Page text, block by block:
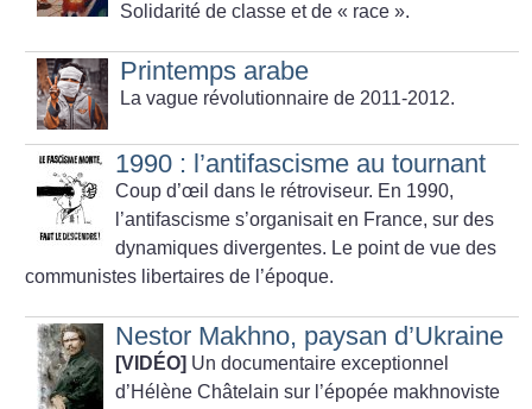
Solidarité de classe et de « race ».
Printemps arabe
La vague révolutionnaire de 2011-2012.
1990 : l’antifascisme au tournant
Coup d’œil dans le rétroviseur. En 1990,
l’antifascisme s’organisait en France, sur des
dynamiques divergentes. Le point de vue des
communistes libertaires de l’époque.
Nestor Makhno, paysan d’Ukraine
[VIDÉO] Un documentaire exceptionnel
d’Hélène Châtelain sur l’épopée makhnoviste